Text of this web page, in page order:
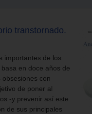
transtornado.
importantes de los
en doce años de
con
de poner al
-y prevenir así este
de sus principales